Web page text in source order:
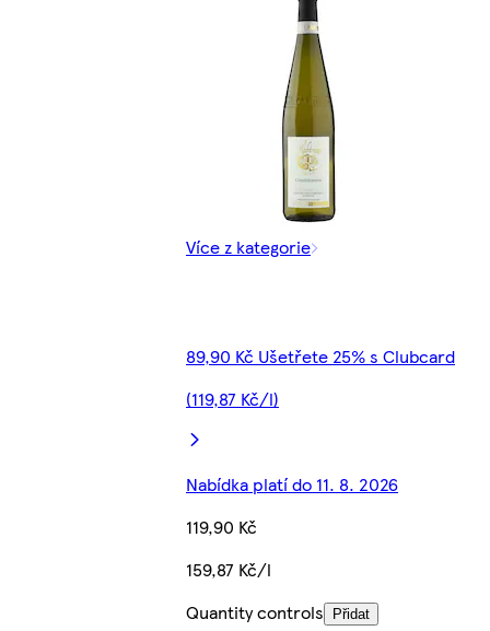
Více z kategorie
89,90 Kč Ušetřete 25% s Clubcard
(119,87 Kč/l)
Nabídka platí do 11. 8. 2026
119,90 Kč
159,87 Kč/l
Quantity controls
Přidat